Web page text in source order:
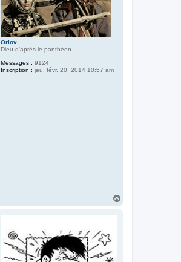
Orlov
Dieu d'après le panthéon
Messages : 9124
Inscription : jeu. févr. 20, 2014 10:57 am